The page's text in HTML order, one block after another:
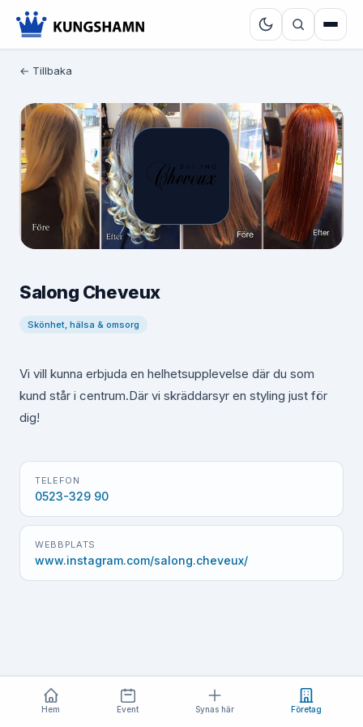
← Tillbaka
Salong Cheveux
Skönhet, hälsa & omsorg
Vi vill kunna erbjuda en helhetsupplevelse där du som
kund står i centrum.Där vi skräddarsyr en styling just för
dig!
TELEFON
0523-329 90
WEBBPLATS
www.instagram.com/salong.cheveux/
Hem Event Synas här Företag